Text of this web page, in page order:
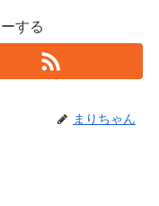
する
まりちゃん